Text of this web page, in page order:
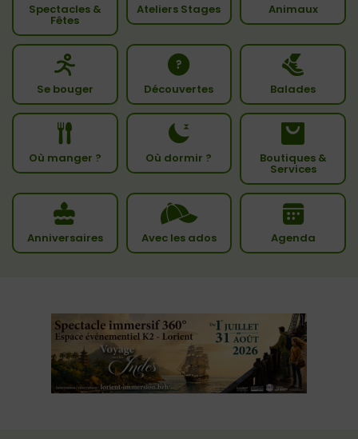
Spectacles &
Fêtes
Ateliers Stages Animaux
Se bouger Découvertes Balades
Où manger ? Où dormir ? Boutiques &
Services
Anniversaires Avec les ados Agenda